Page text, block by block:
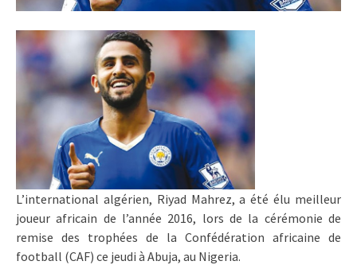
L’international algérien, Riyad Mahrez, a été élu meilleur
joueur africain de l’année 2016, lors de la cérémonie de
remise des trophées de la Confédération africaine de
football (CAF) ce jeudi à Abuja, au Nigeria.